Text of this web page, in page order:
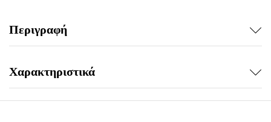
Περιγραφή
Χαρακτηριστικά